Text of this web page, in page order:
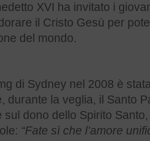
XVI ha invitato i
il Cristo Gesù per
del mondo.
di Sydney nel 2008 è
durante la veglia, il Santo
sul dono dello Spirito
“Fate sì che l’amore